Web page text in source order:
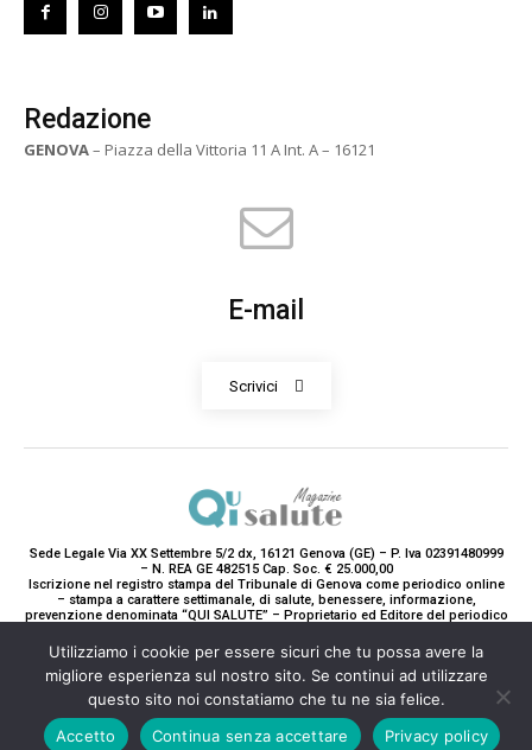
Redazione
GENOVA– Piazza della Vittoria 11 A Int. A – 16121
E-mail
Scrivici
Sede Legale Via XX Settembre 5/2 dx, 16121 Genova (GE) – P. Iva 02391480999
– N. REA GE 482515 Cap. Soc. € 25.000,00
Iscrizione nel registro stampa del Tribunale di Genova come periodico online
– stampa a carattere settimanale, di salute, benessere, informazione,
prevenzione denominata “QUI SALUTE” – Proprietario ed Editore del periodico
Paola Gavarone. (Iscrizione registro stampa R.V. 5663/2020 Reg. Stampa
N.14/2020 Cron. 890/2020).
2020-2025© Teddy Luxury SRL
Utilizziamo i cookie per essere sicuri che tu possa avere la
migliore esperienza sul nostro sito. Se continui ad utilizzare
questo sito noi constatiamo che tu ne sia felice.
Accetto
Continua senza accettare Privacy policy